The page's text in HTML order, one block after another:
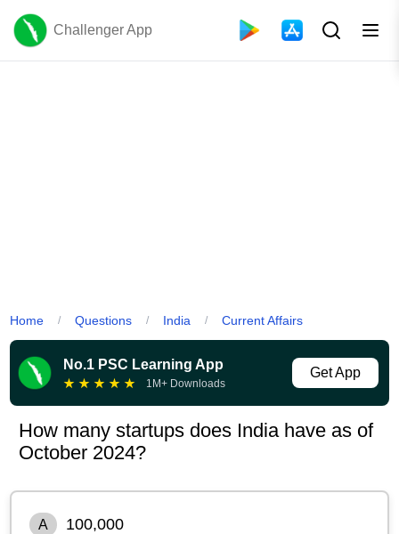
Challenger App
Home / Questions / India / Current Affairs
No.1 PSC Learning App
★ ★ ★ ★ ★ 1M+ Downloads
Get App
How many startups does India have as of
October 2024?
A 100,000